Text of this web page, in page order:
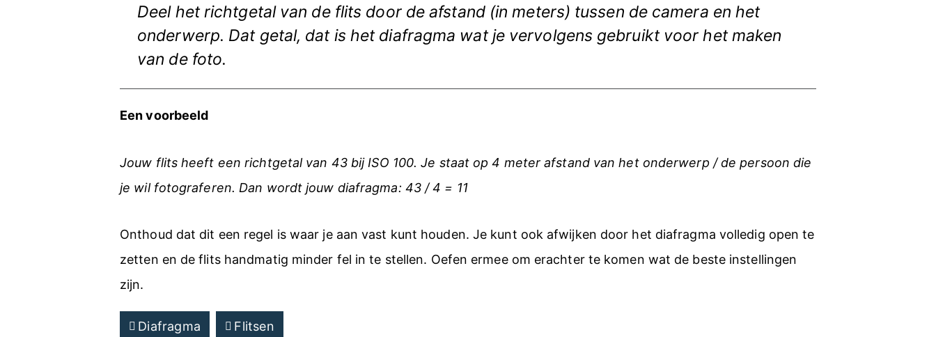
Deel het richtgetal van de flits door de afstand (in meters) tussen de camera en het
onderwerp. Dat getal, dat is het diafragma wat je vervolgens gebruikt voor het maken
van de foto.
Een voorbeeld
Jouw flits heeft een richtgetal van 43 bij ISO 100. Je staat op 4 meter afstand van het onderwerp / de persoon die
je wil fotograferen. Dan wordt jouw diafragma: 43 / 4 = 11
Onthoud dat dit een regel is waar je aan vast kunt houden. Je kunt ook afwijken door het diafragma volledig open te
zetten en de flits handmatig minder fel in te stellen. Oefen ermee om erachter te komen wat de beste instellingen
zijn.
Diafragma Flitsen